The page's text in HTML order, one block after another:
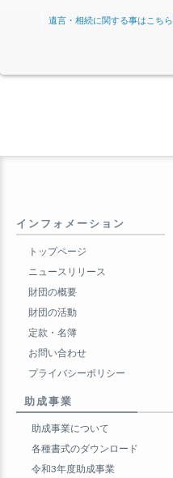
遺言・相続に関する事はこちら
インフォメーション
トップページ
ニュースリリース
財団の概要
財団の活動
定款・名簿
お問い合わせ
プライバシーポリシー
助成事業
助成事業について
各種書式のダウンロード
令和3年度助成事業